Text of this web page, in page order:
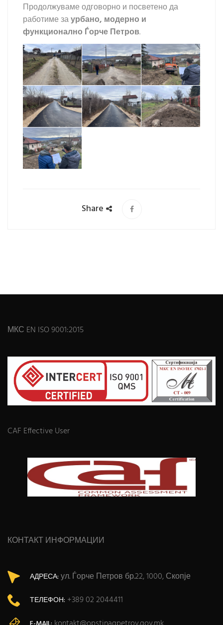
Продолжуваме одговорно и посветено да
работиме заурбано, модерно и
функционално Ѓорче Петров.
Share
МКС EN ISO 9001:2015
CAF Effective User
КОНТАКТ ИНФОРМАЦИИ
АДРЕСА: ул. Ѓорче Петров бр.22, 1000, Скопје
ТЕЛЕФОН: +389 02 2044411